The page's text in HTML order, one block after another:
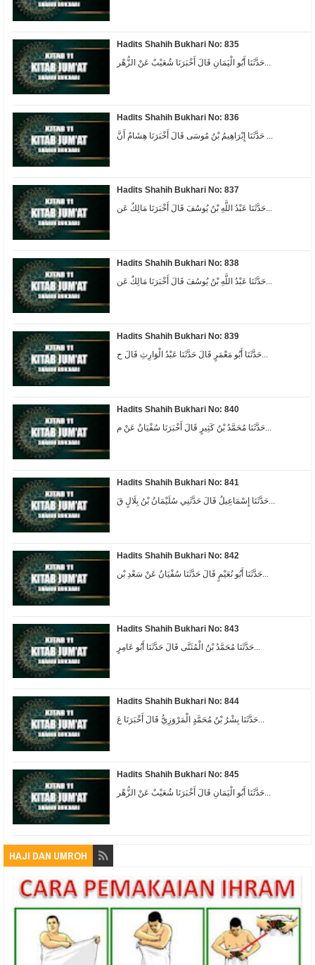
Hadits Shahih Bukhari No: 835
Hadits Shahih Bukhari No: 836
Hadits Shahih Bukhari No: 837
حَدَّثَنَا عَبْدُ اللَّهِ بْنُ يُوسُفَ قَالَ أَخْبَرَنَا مَالِكٌ عَن...
Hadits Shahih Bukhari No: 838
حَدَّثَنَا عَبْدُ اللَّهِ بْنُ يُوسُفَ قَالَ أَخْبَرَنَا مَالِكٌ عَن...
Hadits Shahih Bukhari No: 839
حَدَّثَنَا أَبُو مَعْمَرٍ قَالَ حَدَّثَنَا عَبْدُ الْوَارِثِ قَالَ ح...
Hadits Shahih Bukhari No: 840
حَدَّثَنَا مُحَمَّدُ بْنُ كَثِيرٍ قَالَ أَخْبَرَنَا سُفْيَانُ عَنْ م...
Hadits Shahih Bukhari No: 841
حَدَّثَنَا إِسْمَاعِيلُ قَالَ حَدَّثَنِي سُلَيْمَانُ بْنُ بِلَالٍ قَ...
Hadits Shahih Bukhari No: 842
Hadits Shahih Bukhari No: 843
Hadits Shahih Bukhari No: 844
حَدَّثَنَا بِشْرُ بْنُ مُحَمَّدٍ الْمَرْوَزِيُّ قَالَ أَخْبَرَنَا عَ...
Hadits Shahih Bukhari No: 845
حَدَّثَنَا أَبُو الْيَمَانِ قَالَ أَخْبَرَنَا شُعَيْبٌ عَنْ الزُّهْر...
HAJI DAN UMROH